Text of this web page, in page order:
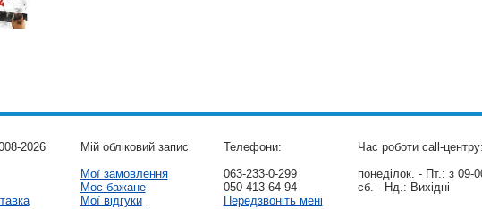
2026
Мій обліковий запис
Мої замовлення
Моє бажане
Мої відгуки
Телефони:
063-233-0-299
050-413-64-94
Передзвоніть мені
Час роботи call-центру:
понеділок. - Пт.: з 09-
сб. - Нд.: Вихідні